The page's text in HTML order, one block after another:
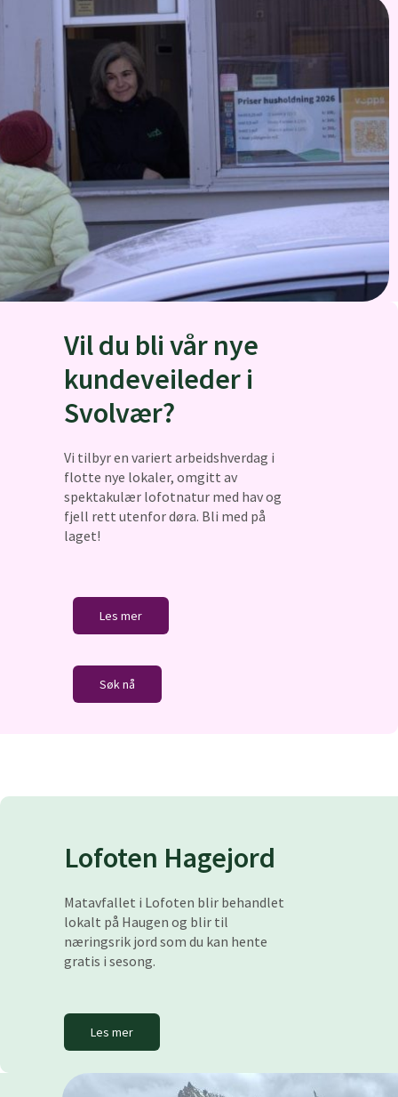
Vil du bli vår nye
kundeveileder i
Svolvær?
Vi tilbyr en variert arbeidshverdag i
flotte nye lokaler, omgitt av
spektakulær lofotnatur med hav og
fjell rett utenfor døra. Bli med på
laget!
Les mer
Søk nå
Lofoten Hagejord
Matavfallet i Lofoten blir behandlet
lokalt på Haugen og blir til
næringsrik jord som du kan hente
gratis i sesong.
Les mer